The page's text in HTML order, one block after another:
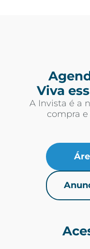
Viva
A Invista é a
compra